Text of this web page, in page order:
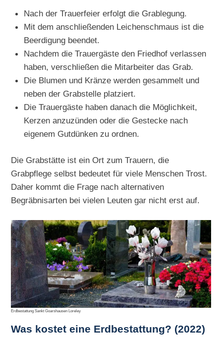
Nach der Trauerfeier erfolgt die Grablegung.
Mit dem anschließenden Leichenschmaus ist die
Beerdigung beendet.
Nachdem die Trauergäste den Friedhof verlassen
haben, verschließen die Mitarbeiter das Grab.
Die Blumen und Kränze werden gesammelt und
neben der Grabstelle platziert.
Die Trauergäste haben danach die Möglichkeit,
Kerzen anzuzünden oder die Gestecke nach
eigenem Gutdünken zu ordnen.
Die Grabstätte ist ein Ort zum Trauern, die
Grabpflege selbst bedeutet für viele Menschen Trost.
Daher kommt die Frage nach alternativen
Begräbnisarten bei vielen Leuten gar nicht erst auf.
Erdbestattung Sankt Goarshausen Loreley
Was kostet eine Erdbestattung? (2022)